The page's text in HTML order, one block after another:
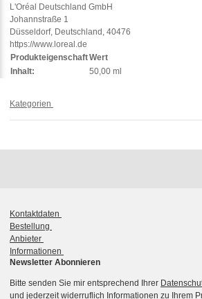
L'Oréal Deutschland GmbH
Johannstraße 1
Düsseldorf, Deutschland, 40476
https://www.loreal.de
ProdukteigenschaftWert
Inhalt:
50,00 ml
Kategorien
Kontaktdaten
Bestellung
Anbieter
Informationen
Newsletter Abonnieren
Bitte senden Sie mir entsprechend Ihrer
und jederzeit widerruflich Informationen zu Ihrem